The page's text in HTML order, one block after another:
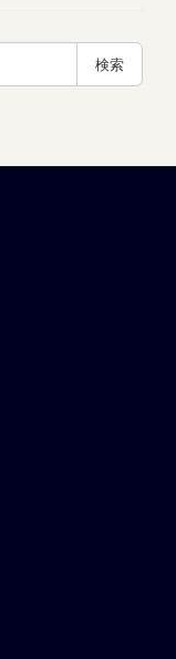
検索